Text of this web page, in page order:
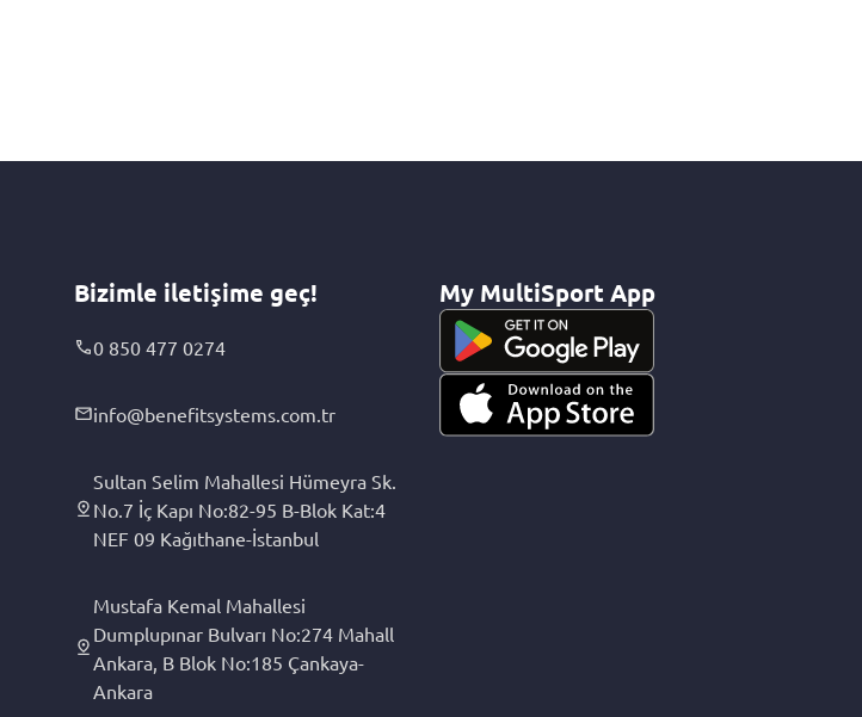
Bizimle iletişime geç!
0 850 477 0274
info@benefitsystems.com.tr
Sultan Selim Mahallesi Hümeyra Sk.
No.7 İç Kapı No:82-95 B-Blok Kat:4
NEF 09 Kağıthane-İstanbul
Mustafa Kemal Mahallesi
Dumplupınar Bulvarı No:274 Mahall
Ankara, B Blok No:185 Çankaya-
Ankara
My MultiSport App